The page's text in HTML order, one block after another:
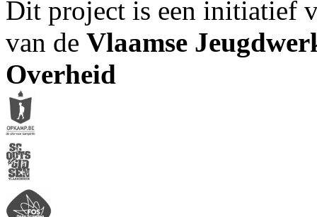
Dit project is een initiatief
van de Vlaamse
Overheid